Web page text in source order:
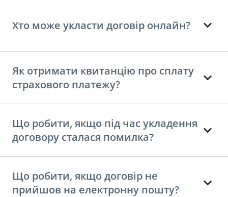
Хто може укласти договір онлайн?
Як отримати квитанцію про сплату
страхового платежу?
Що робити, якщо під час укладення
договору сталася помилка?
Що робити, якщо договір не
прийшов на електронну пошту?